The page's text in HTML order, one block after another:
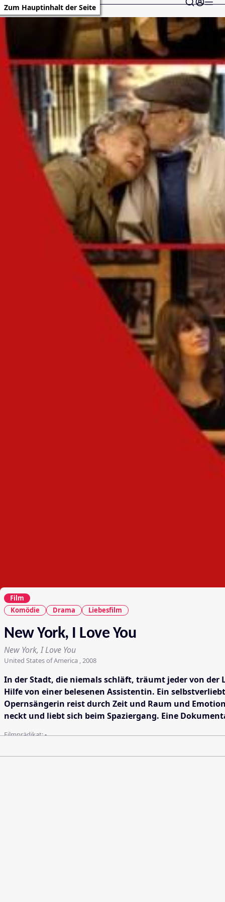
Zum Hauptinhalt der Seite
Film
Komödie
Drama Liebesfilm
New York, I Love You
New York, I Love You
United States of America , 2008
In der Stadt, die niemals schläft, träumt jeder von der
Hilfe von einer belesenen Assistentin. Ein
Opernsängerin reist durch Zeit und Raum und
neckt und liebt sich beim Spaziergang. Eine
Filmprädikat:-